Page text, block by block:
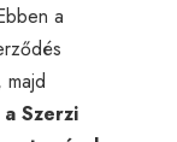
a
a Szerzi